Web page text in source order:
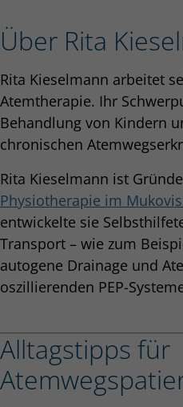
Über Rita
Rita Kieselmann arbeitet
Atemtherapie. Ihr
Behandlung von Kindern
chronischen
Rita Kieselmann ist
Physiotherapie im
entwickelte sie
Transport – wie zum
autogene Drainage und
oszillierenden PEP-
Alltagstipps für